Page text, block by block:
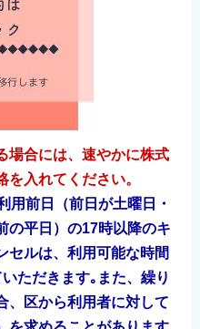
場合には、速やかに株式
入れてください。
用前日（前日が土曜日・
の平日）の17時以降のキ
セルは、利用可能な時間
ただきます｡また、繰り
、区から利用者に対して